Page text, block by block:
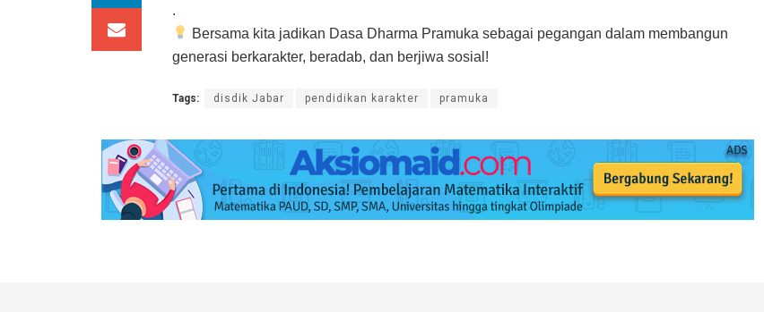
.
Bersama kita jadikan Dasa Dharma Pramuka sebagai pegangan dalam membangun
generasi berkarakter, beradab, dan berjiwa sosial!
Tags: disdik Jabar pendidikan karakter pramuka